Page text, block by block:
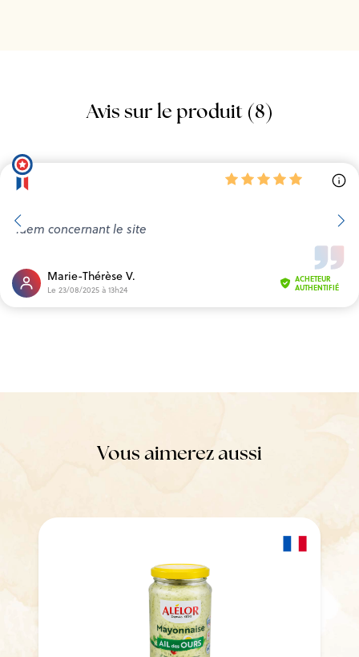
Avis sur le produit (8)
Idem concernant le site
Marie-Thérèse V.
Le 23/08/2025 à 13h24
ACHETEUR
AUTHENTIFIÉ
Vous aimerez aussi